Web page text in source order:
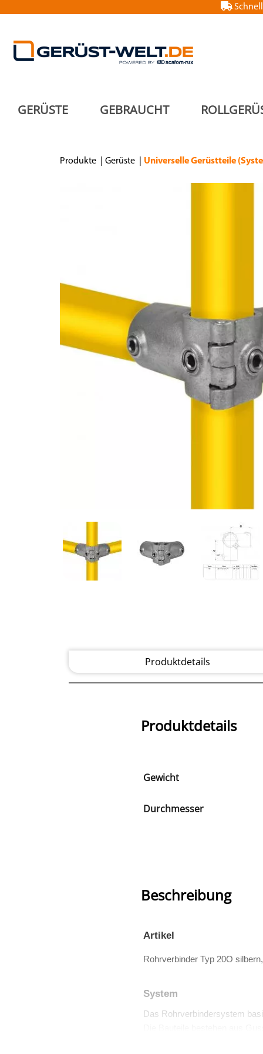
GERÜSTE GEBRAUCHT
Produkte Gerüste Universelle Gerüstteile
Produktdetails
Produktdetails
Gewicht
Durchmesser
Beschreibung
Artikel
Rohrverbinder Typ 20O
System
Das Rohrverbindersystem